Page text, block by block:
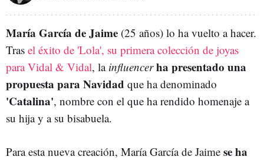
María García de Jaime (25 años) lo ha vuelto a hacer.
Tras el éxito de 'Lola', su primera colección de joyas
para Vidal & Vidal, la influencerha presentado una
propuesta para Navidad que ha denominado
'Catalina', nombre con el que ha rendido homenaje a
su hija y a su bisabuela.
Para esta nueva creación, María García de Jaime se ha